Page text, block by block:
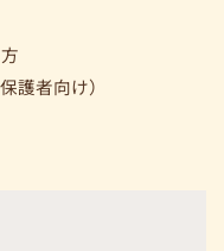
護者向け）